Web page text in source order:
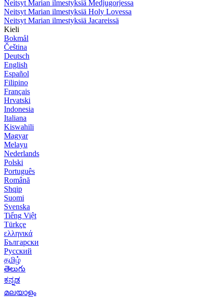
Neitsyt Marian ilmestyksiä Medjugorjessa
Neitsyt Marian ilmestyksiä Holy Lovessa
Neitsyt Marian ilmestyksiä Jacareissä
Kieli
Bokmål
Čeština
Deutsch
English
Español
Filipino
Français
Hrvatski
Indonesia
Italiana
Kiswahili
Magyar
Melayu
Nederlands
Polski
Português
Română
Shqip
Suomi
Svenska
Tiếng Việt
Türkçe
ελληνικά
Български
Русский
தமிழ்
తెలుగు
ಕನ್ನಡ
മലയാളം